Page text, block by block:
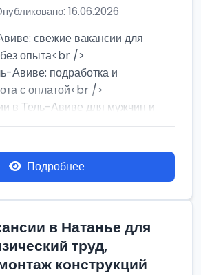
16.06.2026
свежие вакансии для
опыта<br />
Авиве: подработка и
с оплатой<br />
в Тель-Авиве для мужчин и
Подробнее
в Натанье для
труд,
конструкций